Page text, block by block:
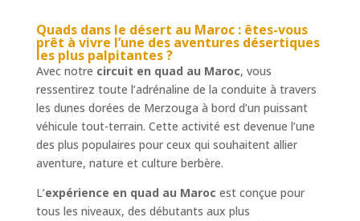
Quads dans le désert au Maroc: êtes-vous
prêt à vivre l’une des aventures désertiques
les plus palpitantes ?
Avec notre circuit en quad au Maroc, vous
ressentirez toute l’adrénaline de la conduite à travers
les dunes dorées de Merzouga à bord d’un puissant
véhicule tout-terrain. Cette activité est devenue l’une
des plus populaires pour ceux qui souhaitent allier
aventure, nature et culture berbère.
L’expérience en quad au Maroc est conçue pour
tous les niveaux, des débutants aux plus